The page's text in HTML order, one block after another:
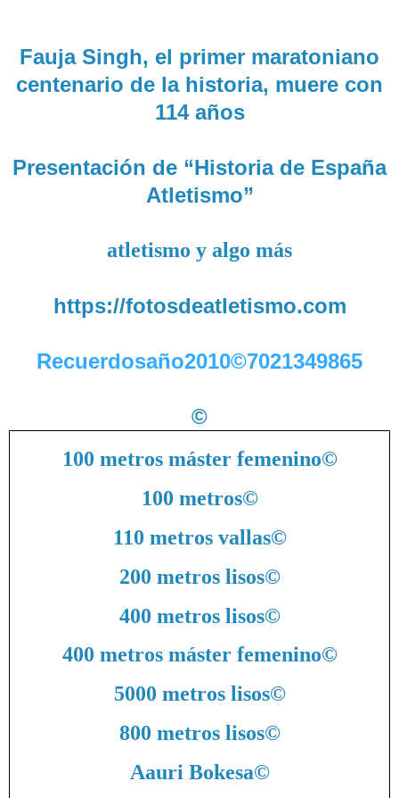
Fauja Singh, el primer maratoniano
centenario de la historia, muere con
114 años
Presentación de “Historia de España
Atletismo”
atletismo y algo más
https://fotosdeatletismo.com
Recuerdosaño2010©7021349865
©
100 metros máster femenino©
100 metros©
110 metros vallas©
200 metros lisos©
400 metros lisos©
400 metros máster femenino©
5000 metros lisos©
800 metros lisos©
Aauri Bokesa©